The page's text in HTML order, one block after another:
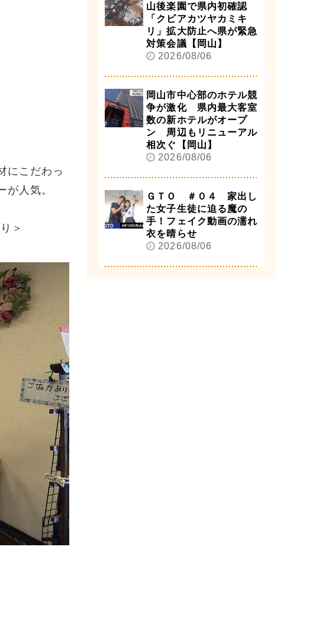
にこだわっ
人気。
＞
山後楽園で県内初確認
「クビアカツヤカミキ
リ」拡大防止へ県が緊急
対策会議【岡山】
2026/08/06
岡山市中心部のホテル競
争が激化 県内最大客室
数の新ホテルがオープ
ン 周辺もリニューアル
相次ぐ【岡山】
2026/08/06
ＧＴＯ ＃０４ 家出し
た女子生徒に迫る魔の
手！フェイク動画の濡れ
衣を晴らせ
2026/08/06